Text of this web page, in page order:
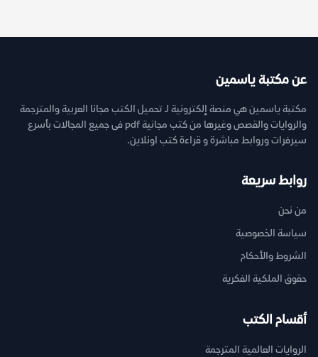
عن مكتبة ياسمين
مكتبة ياسمين هي منصة إلكترونية لـ تحميل الكتب مجانا العربية والمترجمة
والروايات والقصص وغيرها من كتب مجانية pdf فى جميع المجالات بأسرع
سيرفرات وروابط مباشرة و قراءة كتب اونلاين.
روابط سريعة
من نحن
سياسة الخصوصية
الشروط والأحكام
حقوق الملكية الفكرية
أقسام الكتب
الروايات العالمية المترجمة